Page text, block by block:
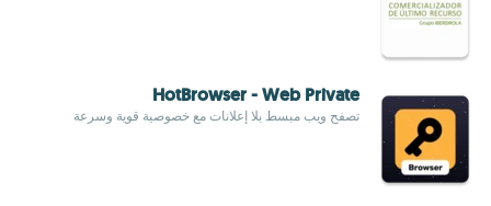
HotBrowser - Web Private
تصفح ويب مبسط بلا إعلانات مع خصوصية قوية وسرعة